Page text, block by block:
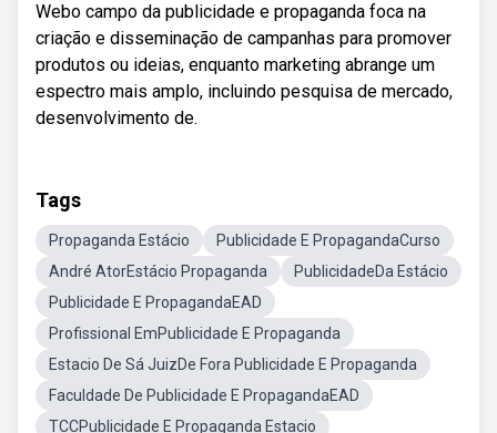
Webo campo da publicidade e propaganda foca na
criação e disseminação de campanhas para promover
produtos ou ideias, enquanto marketing abrange um
espectro mais amplo, incluindo pesquisa de mercado,
desenvolvimento de.
Tags
Propaganda Estácio
Publicidade E PropagandaCurso
André AtorEstácio Propaganda
PublicidadeDa Estácio
Publicidade E PropagandaEAD
Profissional EmPublicidade E Propaganda
Estacio De Sá JuizDe Fora Publicidade E Propaganda
Faculdade De Publicidade E PropagandaEAD
TCCPublicidade E Propaganda Estacio